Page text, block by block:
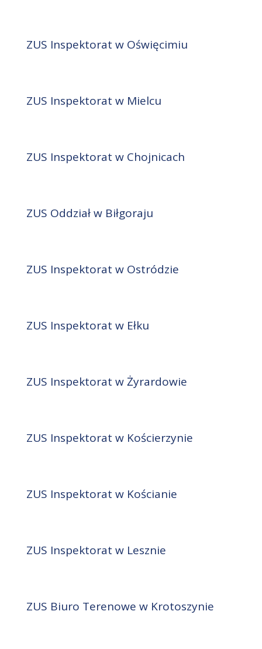
ZUS Inspektorat w Oświęcimiu
ZUS Inspektorat w Mielcu
ZUS Inspektorat w Chojnicach
ZUS Oddział w Biłgoraju
ZUS Inspektorat w Ostródzie
ZUS Inspektorat w Ełku
ZUS Inspektorat w Żyrardowie
ZUS Inspektorat w Kościerzynie
ZUS Inspektorat w Kościanie
ZUS Inspektorat w Lesznie
ZUS Biuro Terenowe w Krotoszynie